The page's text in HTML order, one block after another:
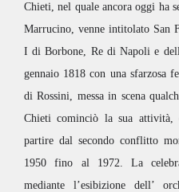
Chieti, nel quale ancora oggi ha
Marrucino, venne intitolato San
I di Borbone, Re di Napoli e
gennaio 1818 con una sfarzosa
di Rossini, messa in scena
Chieti cominciò la sua attività,
partire dal secondo conflitto
1950 fino al 1972. La
mediante l’esibizione dell’